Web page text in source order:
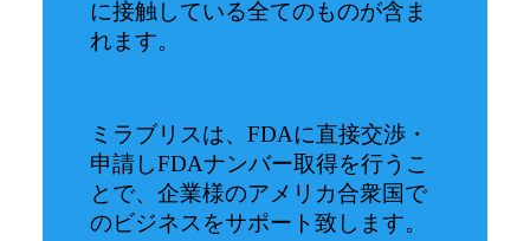
に接触している全てのものが含ま
れます。
ミラブリスは、FDAに直接交渉・
申請しFDAナンバー取得を行うこ
とで、企業様のアメリカ合衆国で
のビジネスをサポート致します。